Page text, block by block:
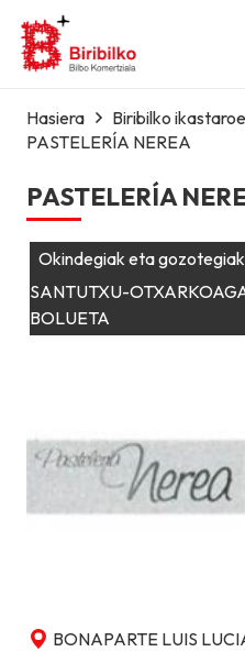
Hasiera
Biribilko
PASTELERÍA NEREA
PASTELERÍA
Okindegiak eta gozotegiak
SANTUTXU-
BOLUETA
BONAPARTE LUIS